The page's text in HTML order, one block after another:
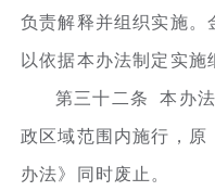
负责解释并组织实施。
以依据本办法制定实施
第三十二条 本办
政区域范围内施行，原
办法》同时废止。